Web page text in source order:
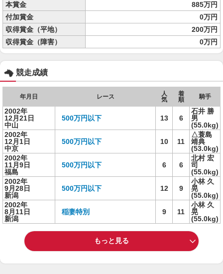
本賞金
885万円
付加賞金
0万円
収得賞金（平地）
200万円
収得賞金（障害）
0万円
競走成績
年月日 レース
人
気
着
順
騎手
2002年
12月21日
中山
500万円以下 13 6
石井 勝
男
(55.0kg)
2002年
12月1日
中京
500万円以下 10 11
△蓑島
靖典
(53.0kg)
2002年
11月9日
福島
500万円以下 6 6
北村 宏
司
(55.0kg)
2002年
9月28日
新潟
500万円以下 12 9
小林 久
晃
(55.0kg)
2002年
8月11日
新潟
稲妻特別 9 11
小林 久
晃
(55.0kg)
もっと見る